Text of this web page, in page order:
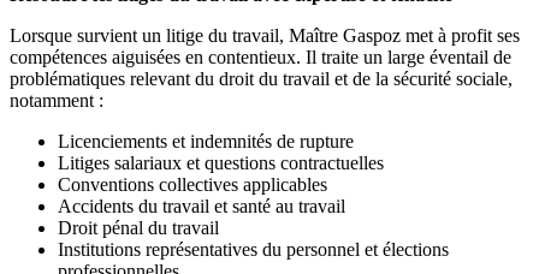
Lorsque survient un litige du travail, Maître Gaspoz met à profit ses
compétences aiguisées en contentieux. Il traite un large éventail de
problématiques relevant du droit du travail et de la sécurité sociale,
notamment :
Licenciements et indemnités de rupture
Litiges salariaux et questions contractuelles
Conventions collectives applicables
Accidents du travail et santé au travail
Droit pénal du travail
Institutions représentatives du personnel et élections